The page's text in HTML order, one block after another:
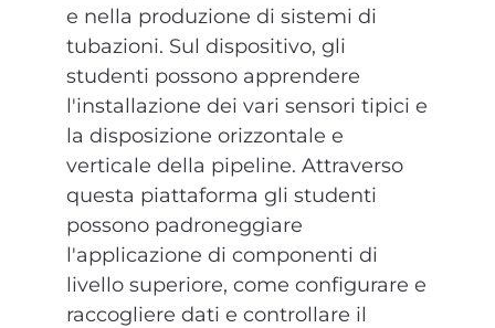
e nella produzione di sistemi di
tubazioni. Sul dispositivo, gli
studenti possono apprendere
l'installazione dei vari sensori tipici e
la disposizione orizzontale e
verticale della pipeline. Attraverso
questa piattaforma gli studenti
possono padroneggiare
l'applicazione di componenti di
livello superiore, come configurare e
raccogliere dati e controllare il